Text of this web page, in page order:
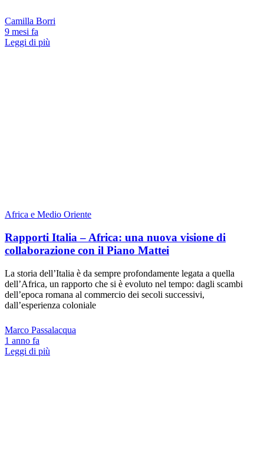
Camilla Borri
9 mesi fa
Leggi di più
Africa e Medio Oriente
Rapporti Italia – Africa: una nuova visione di
collaborazione con il Piano Mattei
La storia dell’Italia è da sempre profondamente legata a quella
dell’Africa, un rapporto che si è evoluto nel tempo: dagli scambi
dell’epoca romana al commercio dei secoli successivi,
dall’esperienza coloniale
Marco Passalacqua
1 anno fa
Leggi di più